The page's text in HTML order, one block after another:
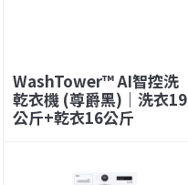
WashTower™ AI智控洗
乾衣機 (尊爵黑)｜洗衣19
公斤+乾衣16公斤